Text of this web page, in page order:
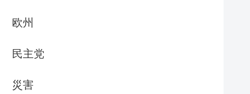
欧州
民主党
災害